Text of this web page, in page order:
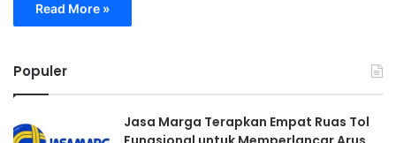
Read More »
Populer
Jasa Marga Terapkan Empat Ruas Tol